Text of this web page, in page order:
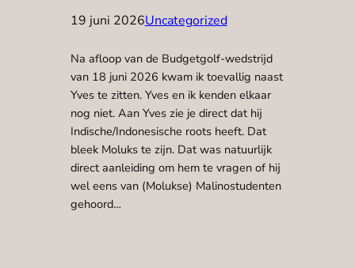
19 juni 2026Uncategorized
Na afloop van de Budgetgolf-wedstrijd
van 18 juni 2026 kwam ik toevallig naast
Yves te zitten. Yves en ik kenden elkaar
nog niet. Aan Yves zie je direct dat hij
Indische/Indonesische roots heeft. Dat
bleek Moluks te zijn. Dat was natuurlijk
direct aanleiding om hem te vragen of hij
wel eens van (Molukse) Malinostudenten
gehoord…